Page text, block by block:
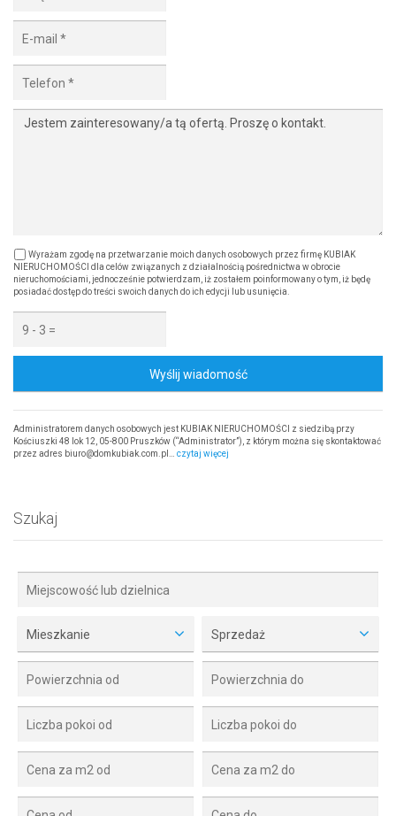
Wyrażam zgodę na przetwarzanie moich danych osobowych przez firmę KUBIAK
NIERUCHOMOŚCI dla celów związanych z działalnością pośrednictwa w obrocie
nieruchomościami, jednocześnie potwierdzam, iż zostałem poinformowany o tym, iż będę
posiadać dostęp do treści swoich danych do ich edycji lub usunięcia.
Wyślij wiadomość
Administratorem danych osobowych jest KUBIAK NIERUCHOMOŚCI z siedzibą przy
Kościuszki 48 lok 12, 05-800 Pruszków (“Administrator”), z którym można się skontaktować
przez adres biuro@domkubiak.com.pl… czytaj więcej
Szukaj
Mieszkanie Sprzedaż